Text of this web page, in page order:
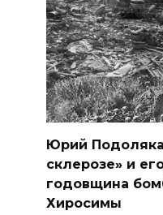
Юрий
склерозе» и
годовщина
Хиросимы